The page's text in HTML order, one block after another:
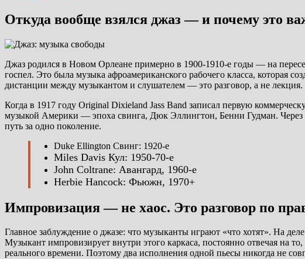
Откуда вообще взялся джаз — и почему это
Джаз родился в Новом Орлеане примерно в 1900-1910-е годы — на
госпел. Это была музыка афроамериканского рабочего класса, которая
дистанции между музыкантом и слушателем — это разговор, а не лекция.
Когда в 1917 году Original Dixieland Jass Band записал первую
музыкой Америки — эпоха свинга, Дюк Эллингтон, Бенни Гудман.
путь за одно поколение.
Duke Ellington Свинг: 1920-е
Miles Davis Кул: 1950-70-е
John Coltrane: Авангард, 1960-е
Herbie Hancock: Фьюжн, 1970+
Импровизация — не хаос. Это разговор по
Главное заблуждение о джазе: что музыканты играют «что хотят». На
Музыкант импровизирует внутри этого каркаса, постоянно отвечая на
реального времени. Поэтому два исполнения одной пьесы никогда не